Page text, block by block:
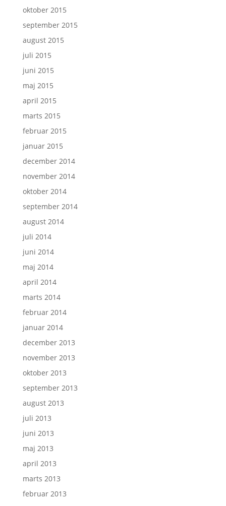
oktober 2015
september 2015
august 2015
juli 2015
juni 2015
maj 2015
april 2015
marts 2015
februar 2015
januar 2015
december 2014
november 2014
oktober 2014
september 2014
august 2014
juli 2014
juni 2014
maj 2014
april 2014
marts 2014
februar 2014
januar 2014
december 2013
november 2013
oktober 2013
september 2013
august 2013
juli 2013
juni 2013
maj 2013
april 2013
marts 2013
februar 2013